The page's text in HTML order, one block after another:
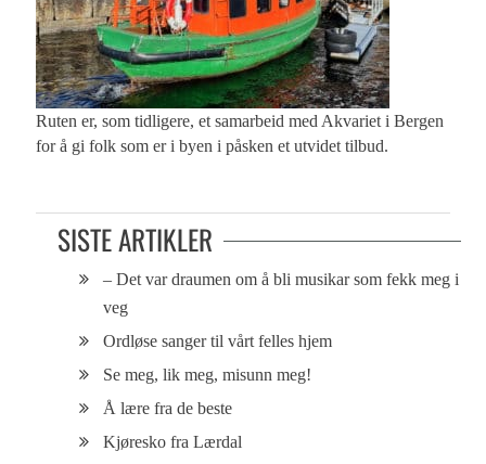
Ruten er, som tidligere, et samarbeid med Akvariet i Bergen
for å gi folk som er i byen i påsken et utvidet tilbud.
SISTE ARTIKLER
– Det var draumen om å bli musikar som fekk meg i
veg
Ordløse sanger til vårt felles hjem
Se meg, lik meg, misunn meg!
Å lære fra de beste
Kjøresko fra Lærdal